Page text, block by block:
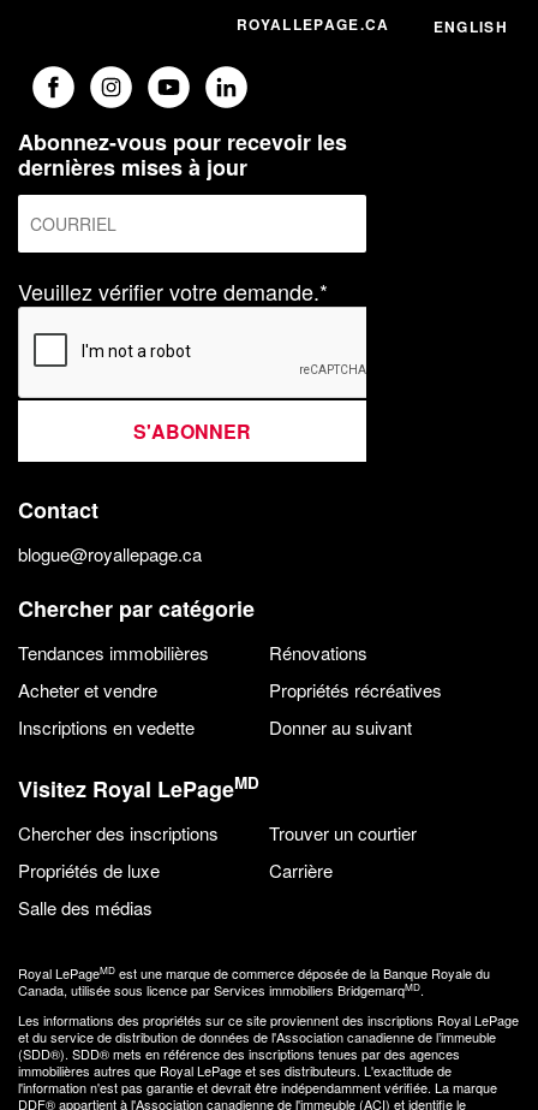
ROYALLEPAGE.CA ENGLISH
Abonnez-vous pour recevoir les
dernières mises à jour
Veuillez vérifier votre demande.*
S'ABONNER
Contact
blogue@royallepage.ca
Chercher par catégorie
Tendances immobilières
Rénovations
Acheter et vendre
Propriétés récréatives
Inscriptions en vedette
Donner au suivant
Visitez Royal LePageMD
Chercher des inscriptions
Trouver un courtier
Propriétés de luxe
Carrière
Salle des médias
Royal LePageMD est une marque de commerce déposée de la Banque Royale du
Canada, utilisée sous licence par Services immobiliers BridgemarqMD.
Les informations des propriétés sur ce site proviennent des inscriptions Royal LePage
et du service de distribution de données de l'Association canadienne de l’immeuble
(SDD®). SDD® mets en référence des inscriptions tenues par des agences
immobilières autres que Royal LePage et ses distributeurs. L'exactitude de
l'information n'est pas garantie et devrait être indépendamment vérifiée. La marque
DDF® appartient à l'Association canadienne de l'immeuble (ACI) et identifie le